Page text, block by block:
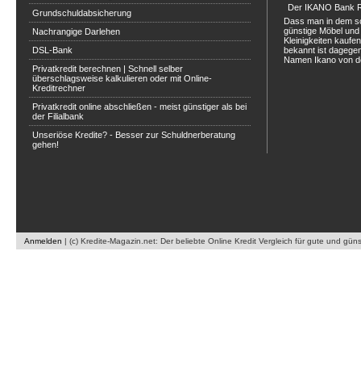
Grundschuldabsicherung
Nachrangige Darlehen
DSL-Bank
Privatkredit berechnen | Schnell selber
überschlagsweise kalkulieren oder mit Online-
Kreditrechner
Privatkredit online abschließen - meist günstiger als bei
der Filialbank
Unseriöse Kredite? - Besser zur Schuldnerberatung
gehen!
Der IKANO Bank
Dass man in dem
günstige Möbel
Kleinigkeiten
bekannt ist
Namen Ikano von
Anmelden | (c) Kredite-Magazin.net: Der beliebte Online Kredit Vergleich für gute und